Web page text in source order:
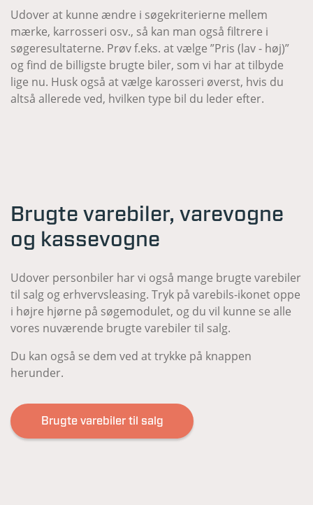
Udover at kunne ændre i søgekriterierne mellem
mærke, karrosseri osv., så kan man også filtrere i
søgeresultaterne. Prøv f.eks. at vælge ”Pris (lav - høj)”
og find de billigste brugte biler, som vi har at tilbyde
lige nu. Husk også at vælge karosseri øverst, hvis du
altså allerede ved, hvilken type bil du leder efter.
Brugte varebiler, varevogne
og kassevogne
Udover personbiler har vi også mange brugte varebiler
til salg og erhvervsleasing. Tryk på varebils-ikonet oppe
i højre hjørne på søgemodulet, og du vil kunne se alle
vores nuværende brugte varebiler til salg.
Du kan også se dem ved at trykke på knappen
herunder.
Brugte varebiler til salg